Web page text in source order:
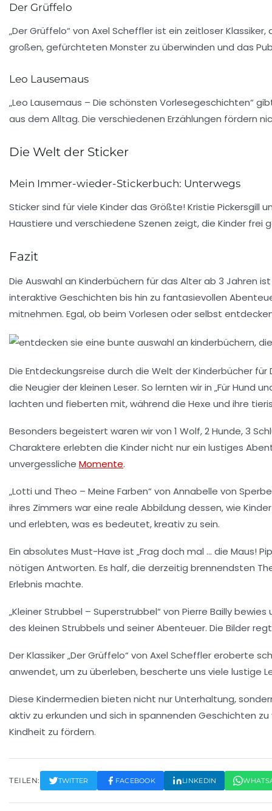
Der Grüffelo
„Der Grüffelo“ von Axel Scheffler ist ein zeitloser
großen, gefürchteten Monster zu überwinden und das
Leo Lausemaus
„Leo Lausemaus – Die schönsten Vorlesegeschichten“
aus dem Alltag. Die verschiedenen Erzählungen fördern
Die Welt der Sticker
Mein Immer-wieder-Stickerbuch: Unterwegs
Sticker sind für viele Kinder das Größte! Kristie Pickersgill
Haustiere und verschiedene Szenen zeigt, die Kinder
Fazit
Die Auswahl an Kinderbüchern für das Alter ab 3 Jahren
interaktive Geschichten bis hin zu fantasievollen
mitnehmen. Egal, ob beim Vorlesen oder selbst
Die Entdeckungsreise durch die Welt der Kinderbücher für
die Neugier der kleinen Leser. So lernten wir in „Für Hund
lachten und fieberten mit, während die Hexe und ihre
Besonders begeistert waren wir von 1 Wolf, 2 Hunde, 3
Charaktere erlebten die Kinder nicht nur ein lustiges
unvergessliche Momente.
„Lotti und Theo – Meine Farben“ von Annabelle von
ihres Zimmers war eine reale Abbildung dessen, wie
und erlebten, was es bedeutet, kreativ zu sein.
Ein absolutes Must-Have ist „Frag doch mal … die Maus!
nötigen Antworten. Es half, die derzeitig brennendsten
Erlebnis machte.
„Kleiner Strubbel – Superstrubbel“ von Pierre Baillybewies
des kleinen Strubbels und seiner Abenteuer. Die Bilder
Der Klassiker „Der Grüffelo“ von Axel Schefflereroberte
anwendet, um zu überleben, bescherte uns viele lustige
Diese Kindermedien bieten nicht nur Unterhaltung,
aktiv zu erkunden und sich in spannenden Geschichten
Kindheit zu fördern.
TEILEN: TWITTER FACEBOOK LINKEDIN